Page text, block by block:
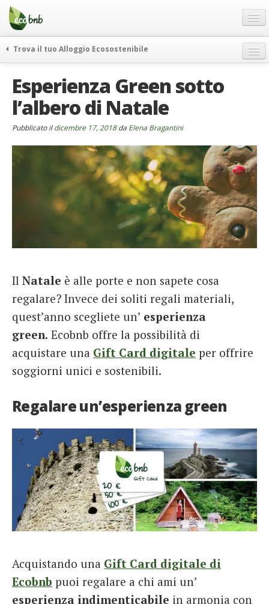
Menu
Salta
contenuto
Offerte Speciali
Regali
FAQ
Chi Siamo
Partner
Contatti
French
Italiano
Trova il tuo Alloggio Ecosostenibile
itinerari
curiosità
vivere e viaggiare verde
ecohotel
rassegna stampa
Esperienza Green sotto
l’albero di Natale
Pubblicato ildicembre 17, 2018da Elena Bragantini
Il Natale è alle porte e non sapete cosa
regalare? Invece dei soliti regali materiali,
quest’anno scegliete un’ esperienza
green. Ecobnb offre la possibilità di
acquistare una Gift Card digitale per offrire
soggiorni unici e sostenibili.
Regalare un’esperienza green
Acquistando una Gift Card digitale di
Ecobnb puoi regalare a chi ami un’
esperienza indimenticabile in armonia con